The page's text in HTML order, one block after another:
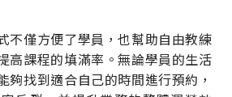
不僅方便了學員，也幫助自由教練
高課程的填滿率。無論學員的生活
夠找到適合自己的時間進行預約，